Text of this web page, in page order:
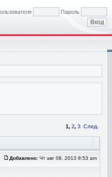
Пароль
1, 2, 3 След.
Добавлено: Чт авг 08, 2013 8:53 am